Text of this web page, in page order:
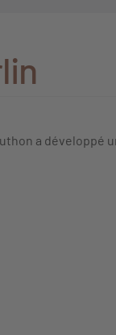
a développé